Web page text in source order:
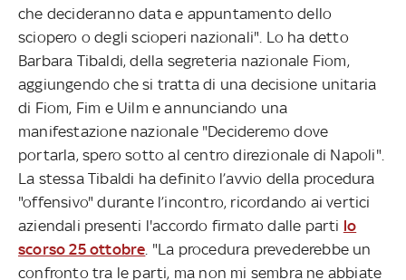
che decideranno data e appuntamento dello
sciopero o degli scioperi nazionali". Lo ha detto
Barbara Tibaldi, della segreteria nazionale Fiom,
aggiungendo che si tratta di una decisione unitaria
di Fiom, Fim e Uilm e annunciando una
manifestazione nazionale "Decideremo dove
portarla, spero sotto al centro direzionale di Napoli".
La stessa Tibaldi ha definito l’avvio della procedura
"offensivo" durante l’incontro, ricordando ai vertici
aziendali presenti l'accordo firmato dalle parti lo
scorso 25 ottobre . "La procedura prevederebbe un
confronto tra le parti, ma non mi sembra ne abbiate